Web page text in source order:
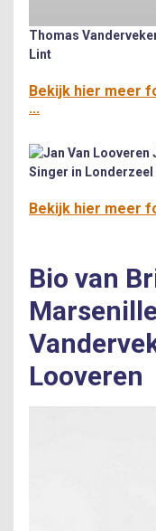
Thomas
Lint
Bekijk hier meer
...
Singer in Londerzeel
Bekijk hier meer
Bio van
Looveren